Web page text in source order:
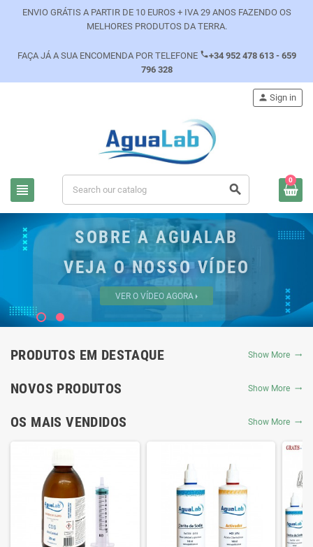
ENVIO GRÁTIS A PARTIR DE 10 EUROS + IVA 29 ANOS FAZENDO OS
MELHORES PRODUTOS DA TERRA.
FAÇA JÁ A SUA ENCOMENDA POR TELEFONE phone+34 952 478 613 - 659
796 328
view_headline search
person Sign in
0
PRODUTOS EM DESTAQUE Show More
NOVOS PRODUTOS Show More
OS MAIS VENDIDOS Show More